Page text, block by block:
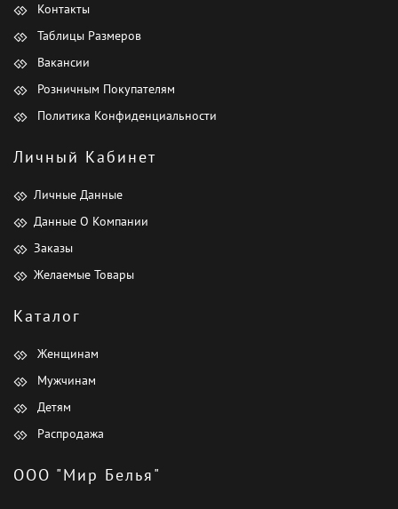
Контакты
Таблицы Размеров
Вакансии
Розничным Покупателям
Политика Конфиденциальности
Личный Кабинет
Личные Данные
Данные О Компании
Заказы
Желаемые Товары
Каталог
Женщинам
Мужчинам
Детям
Распродажа
ООО "Мир Белья"